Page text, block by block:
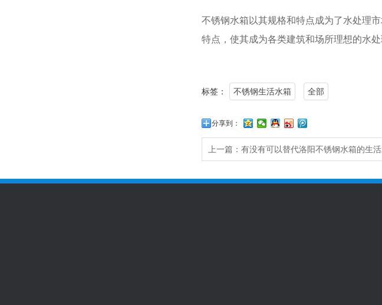
不锈钢水箱以其规格和特点成为了水处理
特点，使其成为各类建筑和场所理想的水
标签： 不锈钢生活水箱 全部
分享到：
上一篇： 有没有可以替代洛阳不锈钢水箱的生